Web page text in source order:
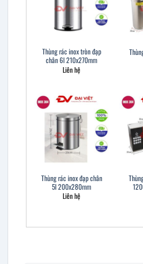
Thùng rác inox tròn đạp
chân 6l 210x270mm
Liên hệ
Thùng rác inox đạp chân
5l 200x280mm
Liên hệ